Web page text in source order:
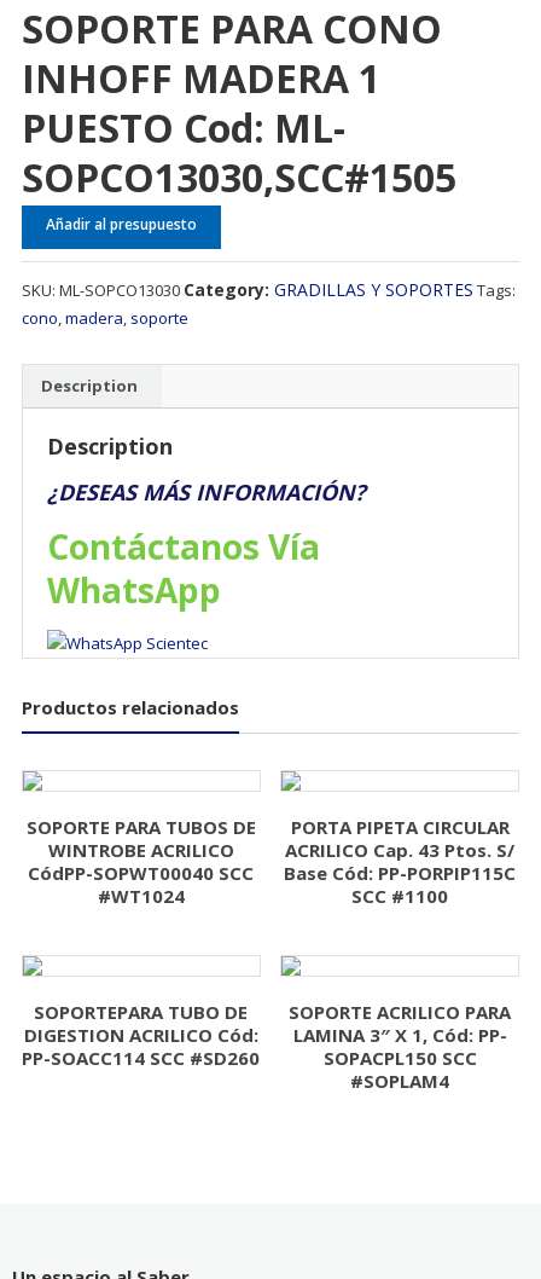
SOPORTE PARA CONO
INHOFF MADERA 1
PUESTO Cod: ML-
SOPCO13030,SCC#1505
Añadir al presupuesto
SKU: ML-SOPCO13030 Category: GRADILLAS Y SOPORTES Tags:
cono,madera, soporte
Description
Description
¿DESEAS MÁS INFORMACIÓN?
Contáctanos Vía
WhatsApp
Productos relacionados
SOPORTE PARA TUBOS DE
WINTROBE ACRILICO
CódPP-SOPWT00040 SCC
#WT1024
PORTA PIPETA CIRCULAR
ACRILICO Cap. 43 Ptos. S/
Base Cód: PP-PORPIP115C
SCC #1100
SOPORTEPARA TUBO DE
DIGESTION ACRILICO Cód:
PP-SOACC114 SCC #SD260
SOPORTE ACRILICO PARA
LAMINA 3″ X 1, Cód: PP-
SOPACPL150 SCC
#SOPLAM4